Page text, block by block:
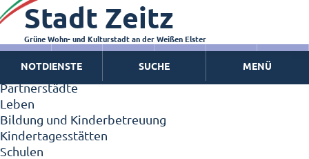
Zeitz - Die Kleinstadt
Willkommen in Zeitz!
Interview mit Oberbürgermeister Christian Thieme
Zeitz - Stadt der Zukunft
Ortschaften
Partnerstädte
Leben
Bildung und Kinderbetreuung
Kindertagesstätten
Schulen
Stadt Zeitz
Grüne Wohn- und Kulturstadt an der Weißen Elster
NOTDIENSTE SUCHE MENÜ